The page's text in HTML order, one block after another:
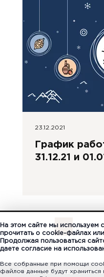
23.12.2021
График
31.12.21 и
1 2
Создание и поддержка
На этом сайте мы
прочитать о cookie-файлах
Продолжая пользоваться
даете согласие на
Все собранные при помощи
файлов данные будут храниться